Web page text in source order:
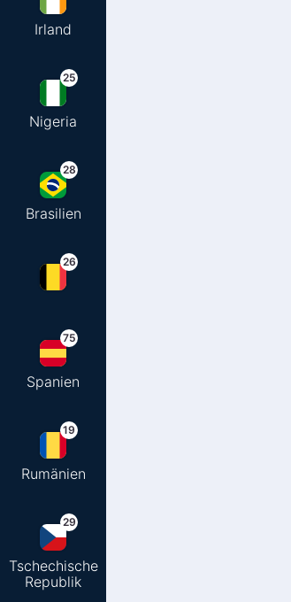
Irland
25
Nigeria
28
Brasilien
26
75
Spanien
19
Rumänien
29
Tschechische
Republik